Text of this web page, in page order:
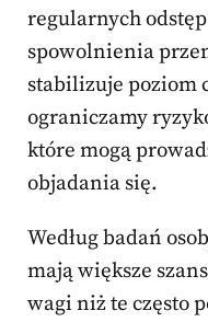
regularnych
spowolnienia
stabilizuje poziom
ograniczamy
które mogą
objadania się.
Według badań
mają większe
wagi niż te często